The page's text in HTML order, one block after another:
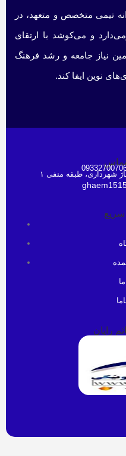
تیمی متخصص و متعهد، در
و می‌کوشد با ارتقای
نیاز جامعه و رشد فرهنگ
نوین ایفا کند.
تماس
شهرداری، طبقه منفی ۱
رایان